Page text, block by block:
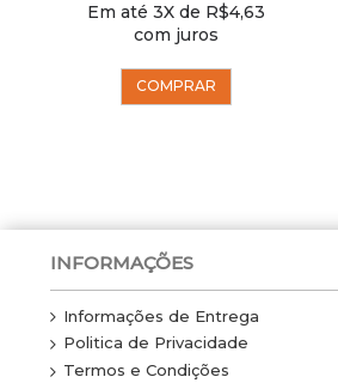
Em até 3X de R$4,63
com juros
COMPRAR
INFORMAÇÕES
Informações de Entrega
Politica de Privacidade
Termos e Condições